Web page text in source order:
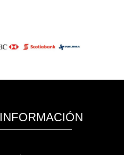
INFORMACIÓN